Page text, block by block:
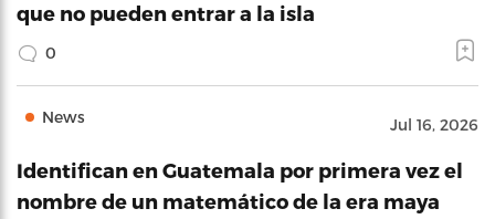
que no pueden entrar a la isla
0
News Jul 16, 2026
Identifican en Guatemala por primera vez el
nombre de un matemático de la era maya